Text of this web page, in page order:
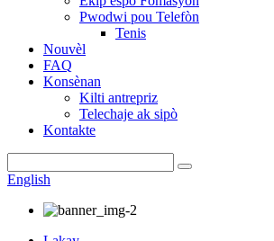
Pwodwi pou Telefòn
Tenis
Nouvèl
FAQ
Konsènan
Kilti antrepriz
Telechaje ak sipò
Kontakte
English